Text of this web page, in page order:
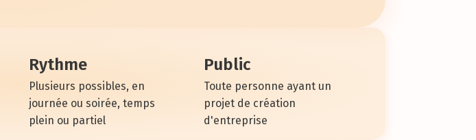
Rythme
Plusieurs possibles, en
journée ou soirée, temps
plein ou partiel
Public
Toute personne ayant un
projet de création
d'entreprise